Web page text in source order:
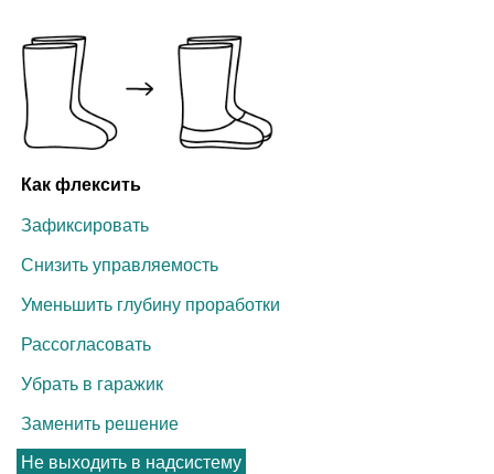
Как флексить
Зафиксировать
Снизить управляемость
Уменьшить глубину проработки
Рассогласовать
Убрать в гаражик
Заменить решение
Не выходить в надсистему